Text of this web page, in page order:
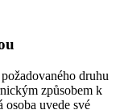
druhu
způsobem k
uvede své